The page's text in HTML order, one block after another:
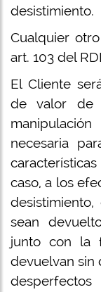
desistimiento.
Cualquier
art. 103 del
El Cliente
de valor de
necesaria
caso, a los
sean
junto con la
devuelvan sin